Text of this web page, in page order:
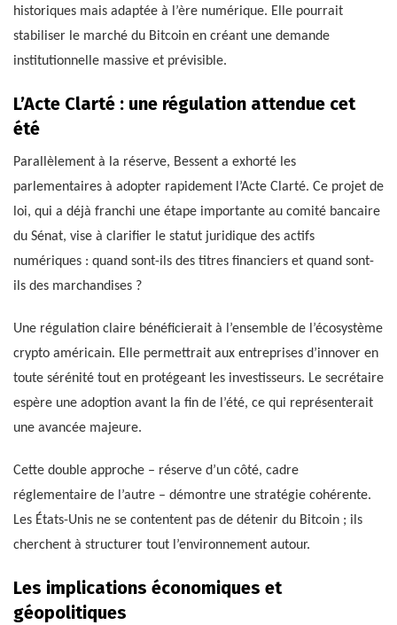
historiques mais adaptée à l’ère numérique. Elle pourrait
stabiliser le marché du Bitcoin en créant une demande
institutionnelle massive et prévisible.
L’Acte Clarté : une régulation attendue cet
été
Parallèlement à la réserve, Bessent a exhorté les
parlementaires à adopter rapidement l’Acte Clarté. Ce projet de
loi, qui a déjà franchi une étape importante au comité bancaire
du Sénat, vise à clarifier le statut juridique des actifs
numériques : quand sont-ils des titres financiers et quand sont-
ils des marchandises ?
Une régulation claire bénéficierait à l’ensemble de l’écosystème
crypto américain. Elle permettrait aux entreprises d’innover en
toute sérénité tout en protégeant les investisseurs. Le secrétaire
espère une adoption avant la fin de l’été, ce qui représenterait
une avancée majeure.
Cette double approche – réserve d’un côté, cadre
réglementaire de l’autre – démontre une stratégie cohérente.
Les États-Unis ne se contentent pas de détenir du Bitcoin ; ils
cherchent à structurer tout l’environnement autour.
Les implications économiques et
géopolitiques